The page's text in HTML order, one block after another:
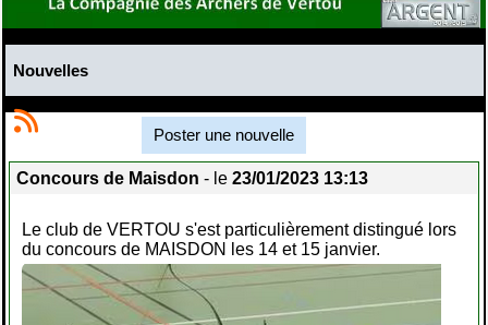
Nouvelles
Poster une nouvelle
Concours de Maisdon - le 23/01/2023 13:13
Le club de VERTOU s'est particulièrement distingué lors
du concours de MAISDON les 14 et 15 janvier.